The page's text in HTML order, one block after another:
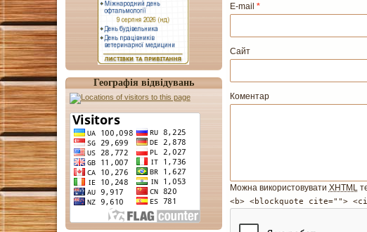
Географія відвідувань
E-mail *
Сайт
Коментар
Можна використовувати XHTML
<b> <blockquote cite="">